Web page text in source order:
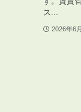
採用情
ス...
2026年6